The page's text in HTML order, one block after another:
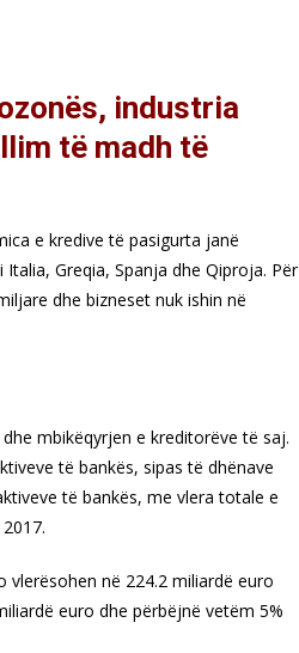
industria
të madh të
e kredive të pasigurta janë
Greqia, Spanja dhe Qiproja. Për
dhe bizneset nuk ishin në
mbikëqyrjen e kreditorëve të saj.
të bankës, sipas të dhënave
të bankës, me vlera totale e
në 224.2 miliardë euro
euro dhe përbëjnë vetëm 5%